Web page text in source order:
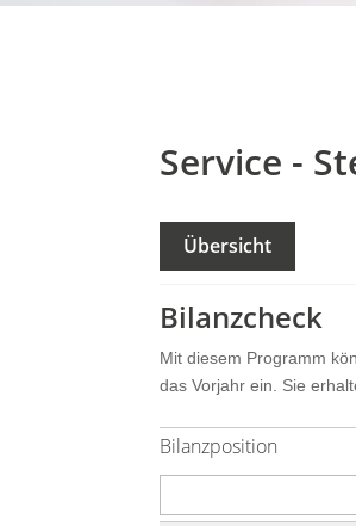
Service -
Übersicht
Bilanzcheck
Mit diesem Programm
das Vorjahr ein. Sie
Bilanzposition